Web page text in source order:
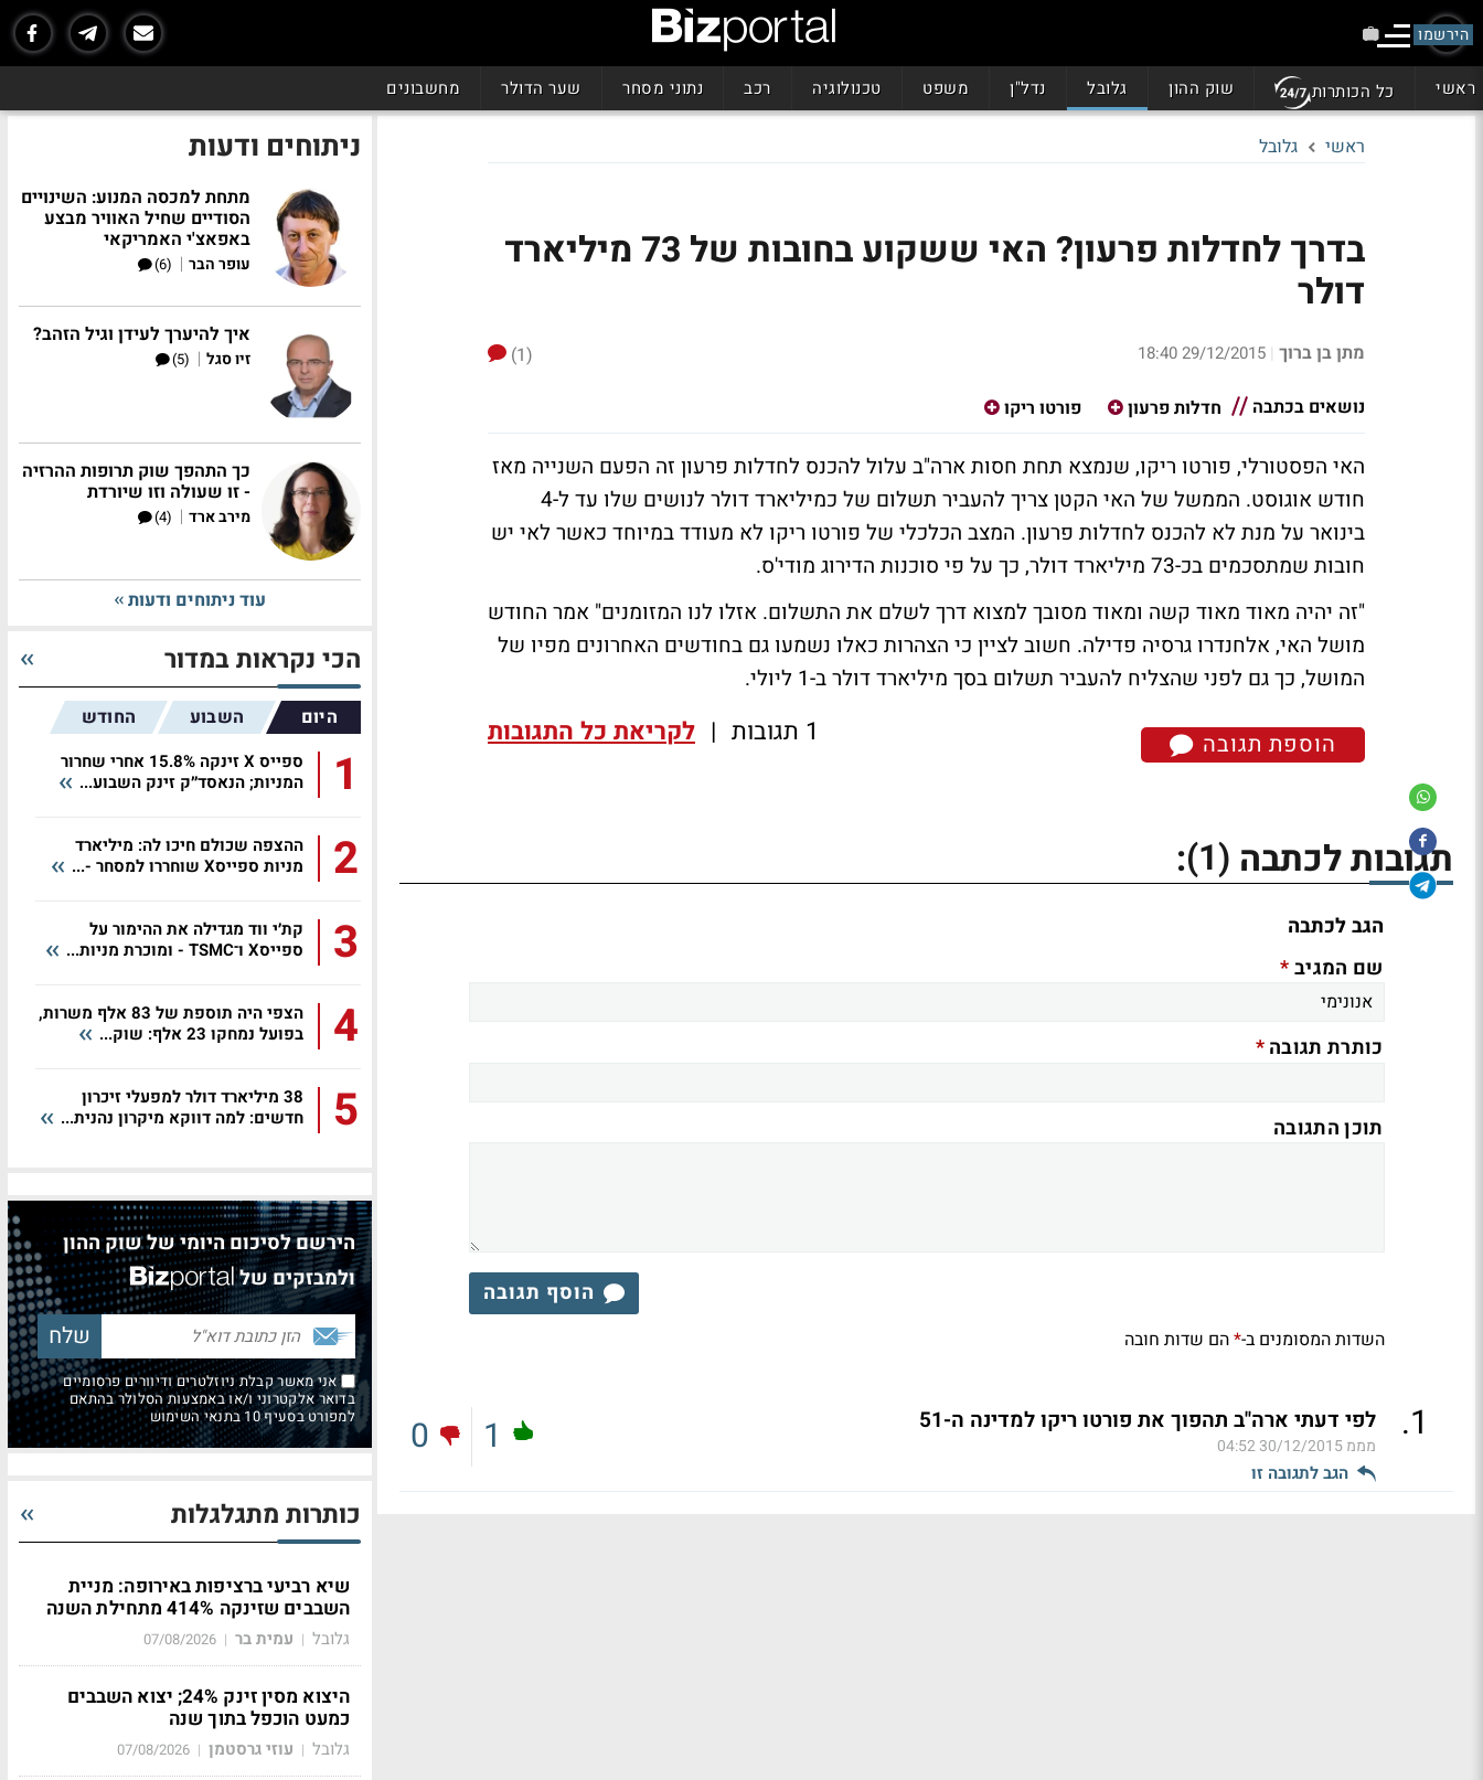
הירשמו
ראשי כל הכותרות שוק ההון גלובל נדל"ן משפט טכנולוגיה רכב נתוני מסחר שער הדולר מחשבונים
ראשי גלובל
בדרך לחדלות פרעון? האי ששקוע בחובות של 73 מיליארד
דולר
מתן בן ברוך |
29/12/2015 18:40
(1)
נושאים בכתבה
חדלות פרעון פורטו ריקו
האי הפסטורלי, פורטו ריקו, שנמצא תחת חסות ארה"ב עלול להכנס לחדלות פרעון זה הפעם השנייה מאז
חודש אוגוסט. הממשל של האי הקטן צריך להעביר תשלום של כמיליארד דולר לנושים שלו עד ל-4
בינואר על מנת לא להכנס לחדלות פרעון. המצב הכלכלי של פורטו ריקו לא מעודד במיוחד כאשר לאי יש
חובות שמתסכמים בכ-73 מיליארד דולר, כך על פי סוכנות הדירוג מודי'ס.
"זה יהיה מאוד מאוד קשה ומאוד מסובך למצוא דרך לשלם את התשלום. אזלו לנו המזומנים" אמר החודש
מושל האי, אלחנדרו גרסיה פדילה. חשוב לציין כי הצהרות כאלו נשמעו גם בחודשים האחרונים מפיו של
המושל, כך גם לפני שהצליח להעביר תשלום בסך מיליארד דולר ב-1 ליולי.
הוספת תגובה 1 תגובות | לקריאת כל התגובות
תגובות לכתבה (1)
:
הגב לכתבה
שם המגיב*
כותרת תגובה*
תוכן התגובה
הוסף תגובה
השדות המסומנים ב-*הם שדות חובה
1
. לפי דעתי ארה"ב תהפוך את פורטו ריקו למדינה ה-51
מממ30/12/2015 04:52
הגב לתגובה זו
1
0
ניתוחים ודעות
מתחת למכסה המנוע: השינויים
הסודיים שחיל האוויר מבצע
באפאצ'י האמריקאי
עופר הבר |
(6)
איך להיערך לעידן וגיל הזהב?
זיו סגל |
(5)
כך התהפך שוק תרופות ההרזיה
- זו שעולה וזו שיורדת
מירב ארד |
(4)
עוד ניתוחים ודעות
הכי נקראות במדור
היום השבוע החודש
1
ספייס X זינקה 15.8% אחרי שחרור
המניות; הנאסד״ק זינק השבוע...
2
ההצפה שכולם חיכו לה: מיליארד
מניות ספייסX שוחררו למסחר -...
3
קת׳י ווד מגדילה את ההימור על
ספייסX ו־TSMC - ומוכרת מניות...
4
הצפי היה תוספת של 83 אלף משרות,
בפועל נמחקו 23 אלף: שוק...
5
38 מיליארד דולר למפעלי זיכרון
חדשים: למה דווקא מיקרון נהנית...
הירשם לסיכום היומי של שוק ההון
ולמבזקים של
אני מאשר קבלת ניוזלטרים ודיוורים פרסומיים
בדואר אלקטרוני ו/או באמצעות הסלולר בהתאם
למפורט בסעיף 10 בתנאי השימוש
כותרות מתגלגלות
שיא רביעי ברציפות באירופה: מניית
השבבים שזינקה 414% מתחילת השנה
גלובל | עמית בר |
07/08/2026
היצוא מסין זינק 24%; יצוא השבבים
כמעט הוכפל בתוך שנה
גלובל | עוזי גרסטמן |
07/08/2026